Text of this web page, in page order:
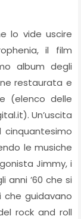
lo vide uscire
il film
album degli
restaurata e
(elenco delle
Un’uscita
cinquantesimo
le musiche
Jimmy, i
anni ’60 che si
guidavano
rock and roll